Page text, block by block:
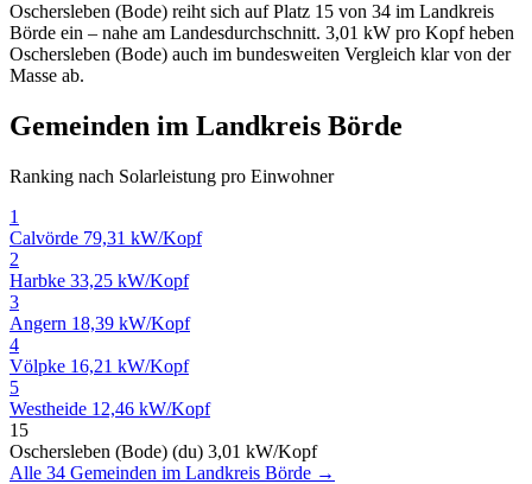
Oschersleben (Bode) reiht sich auf Platz 15 von 34 im Landkreis
Börde ein – nahe am Landesdurchschnitt. 3,01 kW pro Kopf heben
Oschersleben (Bode) auch im bundesweiten Vergleich klar von der
Masse ab.
Gemeinden im Landkreis Börde
Ranking nach Solarleistung pro Einwohner
1
Calvörde 79,31 kW/Kopf
2
Harbke 33,25 kW/Kopf
3
Angern 18,39 kW/Kopf
4
Völpke 16,21 kW/Kopf
5
Westheide 12,46 kW/Kopf
15
Oschersleben (Bode) (du) 3,01 kW/Kopf
Alle 34 Gemeinden im Landkreis Börde →